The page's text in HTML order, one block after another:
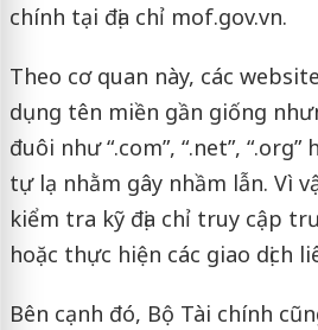
chính tại địa chỉ mof.gov.vn.
Theo cơ quan này, các
dụng tên miền gần giống
đuôi như “.com”, “.net”,
tự lạ nhằm gây nhầm lẫn. Vì
kiểm tra kỹ địa chỉ truy cập
hoặc thực hiện các giao dịch
Bên cạnh đó, Bộ Tài chính